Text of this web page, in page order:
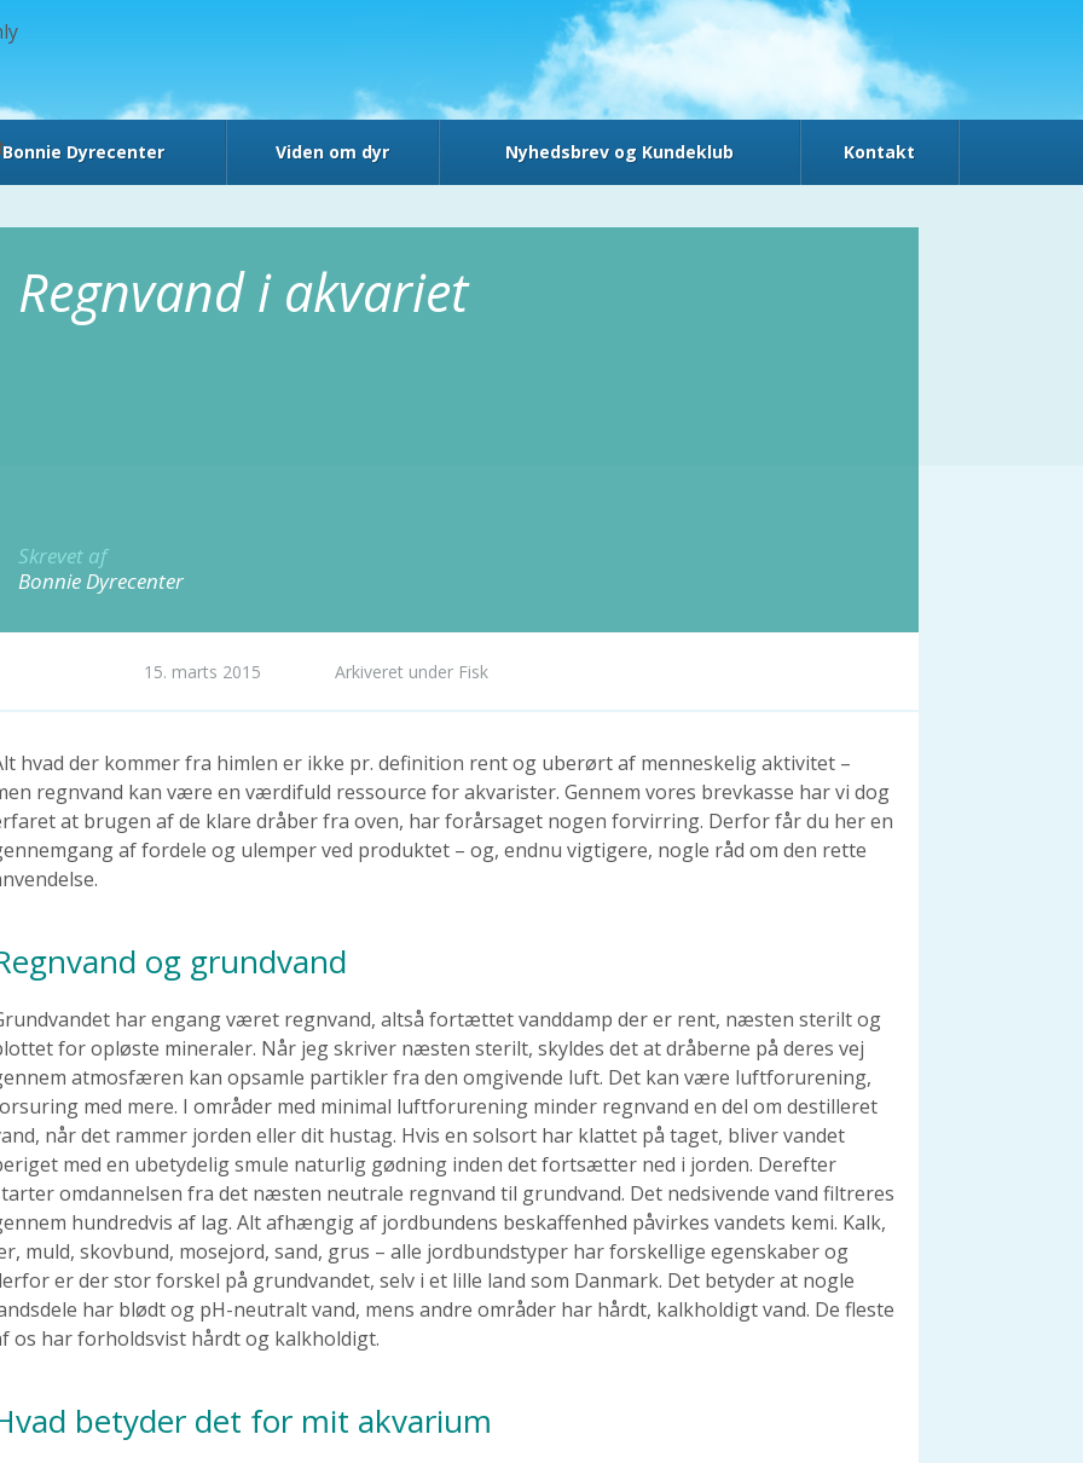
Dyrecenter Viden om dyr Nyhedsbrev og Kundeklub Kontakt
Regnvand i akvariet
Skrevet af
Bonnie Dyrecenter
15. marts 2015 Arkiveret under Fisk
hvad der kommer fra himlen er ikke pr. definition rent og uberørt af menneskelig aktivitet –
regnvand kan være en værdifuld ressource for akvarister. Gennem vores brevkasse har vi dog
at brugen af de klare dråber fra oven, har forårsaget nogen forvirring. Derfor får du her en
af fordele og ulemper ved produktet – og, endnu vigtigere, nogle råd om den rette
og grundvand
har engang været regnvand, altså fortættet vanddamp der er rent, næsten sterilt og
for opløste mineraler. Når jeg skriver næsten sterilt, skyldes det at dråberne på deres vej
atmosfæren kan opsamle partikler fra den omgivende luft. Det kan være luftforurening,
med mere. I områder med minimal luftforurening minder regnvand en del om destilleret
når det rammer jorden eller dit hustag. Hvis en solsort har klattet på taget, bliver vandet
med en ubetydelig smule naturlig gødning inden det fortsætter ned i jorden. Derefter
omdannelsen fra det næsten neutrale regnvand til grundvand. Det nedsivende vand filtreres
hundredvis af lag. Alt afhængig af jordbundens beskaffenhed påvirkes vandets kemi. Kalk,
muld, skovbund, mosejord, sand, grus – alle jordbundstyper har forskellige egenskaber og
er der stor forskel på grundvandet, selv i et lille land som Danmark. Det betyder at nogle
har blødt og pH-neutralt vand, mens andre områder har hårdt, kalkholdigt vand. De fleste
os har forholdsvist hårdt og kalkholdigt.
betyder det for mit akvarium